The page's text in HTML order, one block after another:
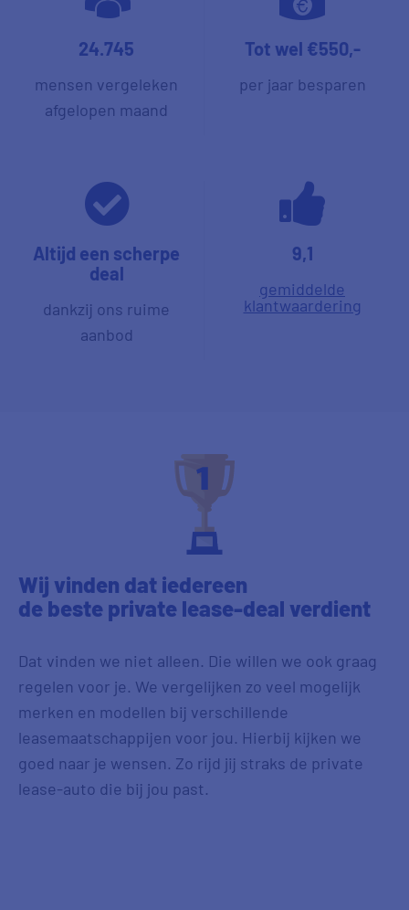
24.745
mensen vergeleken
afgelopen maand
Tot wel €550,-
per jaar besparen
Altijd een scherpe
deal
dankzij ons ruime
aanbod
9,1
gemiddelde
klantwaardering
Wij vinden dat iedereen
de beste private lease-deal verdient
Dat vinden we niet alleen. Die willen we ook graag
regelen voor je. We vergelijken zo veel mogelijk
merken en modellen bij verschillende
leasemaatschappijen voor jou. Hierbij kijken we
goed naar je wensen. Zo rijd jij straks de private
lease-auto die bij jou past.